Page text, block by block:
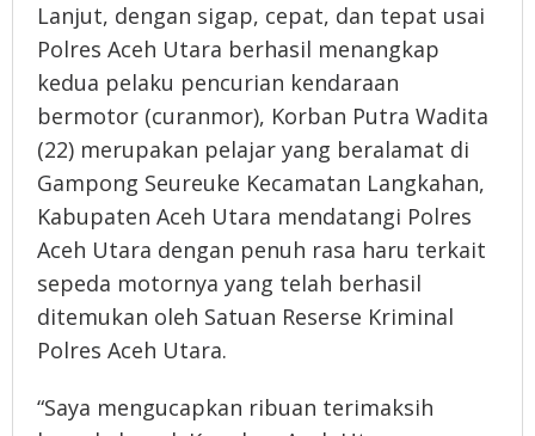
Lanjut, dengan sigap, cepat, dan tepat usai
Polres Aceh Utara berhasil menangkap
kedua pelaku pencurian kendaraan
bermotor (curanmor), Korban Putra Wadita
(22) merupakan pelajar yang beralamat di
Gampong Seureuke Kecamatan Langkahan,
Kabupaten Aceh Utara mendatangi Polres
Aceh Utara dengan penuh rasa haru terkait
sepeda motornya yang telah berhasil
ditemukan oleh Satuan Reserse Kriminal
Polres Aceh Utara.
“Saya mengucapkan ribuan terimaksih